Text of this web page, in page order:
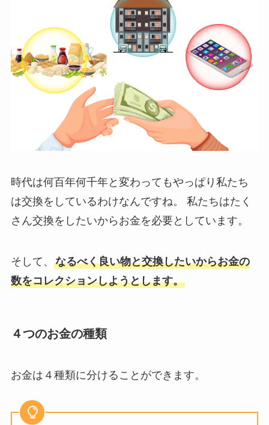
時代は何百年何千年と変わってもやっぱり私たち
は交換をしているわけなんですね。 私たちはたく
さん交換をしたいからお金を必要としています。
そして、 なるべく良い物と交換したいからお金の
数をコレクションしようとします。
４つのお金の種類
お金は４種類に分けることができます。